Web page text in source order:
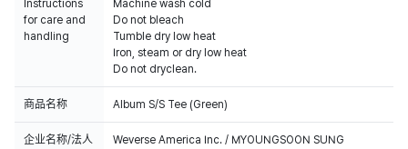
Instructions
for care and
handling
Machine wash cold
Do not bleach
Tumble dry low heat
Iron, steam or dry low heat
Do not dryclean.
商品名称 Album S/S Tee (Green)
企业名称/法人
Weverse America Inc. / MYOUNGSOON SUNG